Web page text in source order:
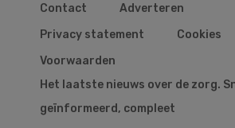
Contact
Adverteren
Privacy statement
Cookies
Voorwaarden
Het laatste nieuws over de zorg.
geïnformeerd, compleet